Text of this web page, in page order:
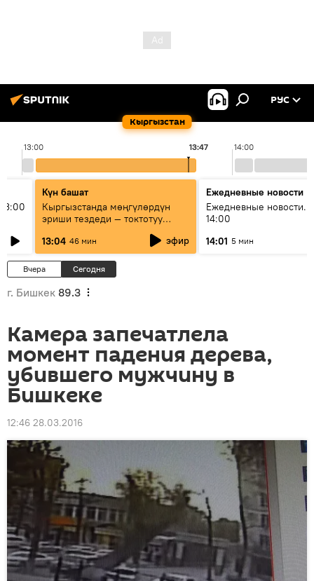
Кыргызстан
РУС
13:00 14:00
13:47
Күн башат
Кыргызстанда мөңгүлөрдүн
эриши тездеди — токтотуу
13:04 46 мин эфир
Ежедневные новости
Ежедневные новости.
14:00
14:01 5 мин
Вчера Сегодня
г. Бишкек 89.3
Камера запечатлела
момент падения дерева,
убившего мужчину в
Бишкеке
12:46 28.03.2016